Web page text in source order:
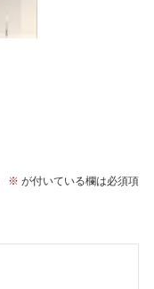
※ が付いている欄は必須項